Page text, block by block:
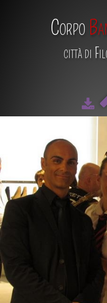
Corpo
città di